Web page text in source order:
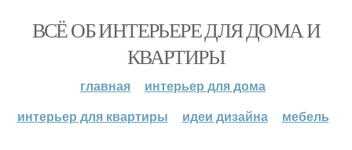
ВСЁ ОБ ИНТЕРЬЕРЕ ДЛЯ ДОМА И
КВАРТИРЫ
главная
интерьер для дома
интерьер для квартиры
идеи дизайна мебель